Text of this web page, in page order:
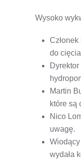
Wysoko
do
Martin
które są
Nico
uwagę.
Wiodący
wydała